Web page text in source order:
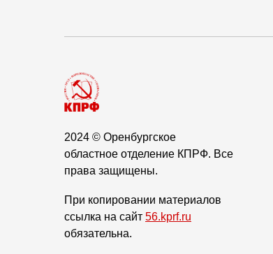
2024 © Оренбургское
областное отделение КПРФ. Все
права защищены.
При копировании материалов
ссылка на сайт 56.kprf.ru
обязательна.